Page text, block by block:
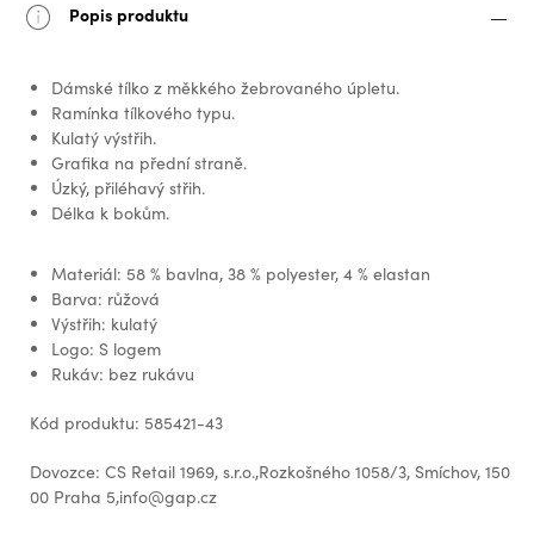
Popis produktu
Dámské tílko z měkkého žebrovaného úpletu.
Ramínka tílkového typu.
Kulatý výstřih.
Grafika na přední straně.
Úzký, přiléhavý střih.
Délka k bokům.
Materiál: 58 % bavlna, 38 % polyester, 4 % elastan
Barva: růžová
Výstřih: kulatý
Logo: S logem
Rukáv: bez rukávu
Kód produktu: 585421-43
Dovozce: CS Retail 1969, s.r.o.,Rozkošného 1058/3, Smíchov, 150
00 Praha 5,info@gap.cz